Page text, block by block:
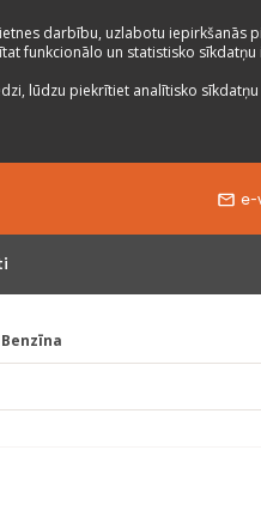
darbību, uzlabotu iepirkšanās
funkcionālo un statistisko
lūdzu piekrītiet analītisko sīkdatņu
e-
Benzīna